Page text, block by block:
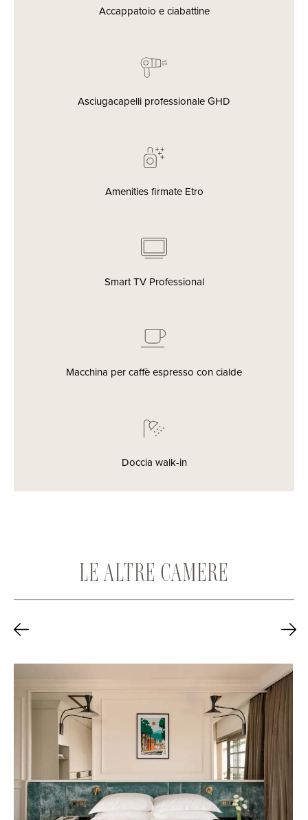
Accappatoio e ciabattine
Asciugacapelli professionale GHD
Amenities firmate Etro
Smart TV Professional
Macchina per caffè espresso con cialde
Doccia walk-in
LE ALTRE CAMERE